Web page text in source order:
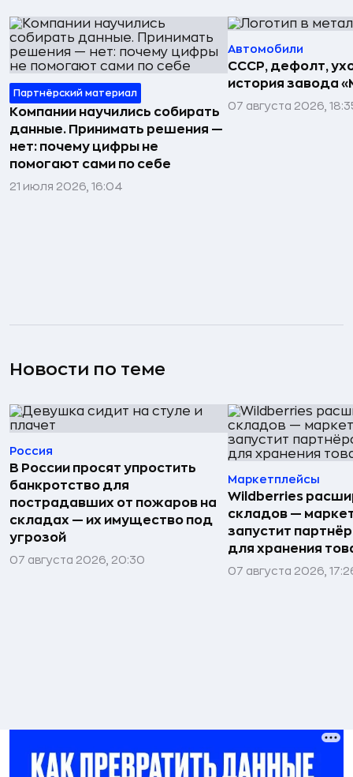
Партнёрский материал
Компании научились собирать
данные. Принимать решения —
нет: почему цифры не
помогают сами по себе
21 июля 2026, 16:04
Автомобили
СССР, дефолт,
история завода
07 августа 2026,
Новости по теме
Россия
В России просят упростить
банкротство для
пострадавших от пожаров на
складах — их имущество под
угрозой
07 августа 2026, 20:30
Маркетплейсы
Wildberries
складов —
запустит
для хранения
07 августа 2026,